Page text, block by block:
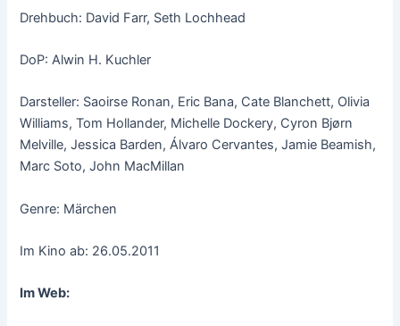
Drehbuch: David Farr, Seth Lochhead
DoP: Alwin H. Kuchler
Darsteller: Saoirse Ronan, Eric Bana, Cate Blanchett, Olivia
Williams, Tom Hollander, Michelle Dockery, Cyron Bjørn
Melville, Jessica Barden, Álvaro Cervantes, Jamie Beamish,
Marc Soto, John MacMillan
Genre: Märchen
Im Kino ab: 26.05.2011
Im Web: